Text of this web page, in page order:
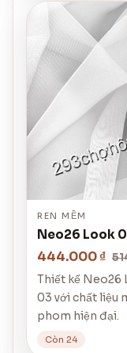
REN MỀM
Neo26 Look
444.000 ₫
Thiết kế Neo26
03 với chất liệu
phom hiện đại.
Còn 24